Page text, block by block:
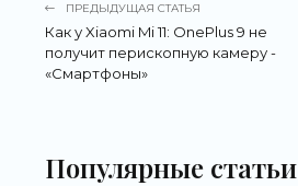
ПРЕДЫДУЩАЯ СТАТЬЯ
Как у Xiaomi Mi 11: OnePlus 9 не
получит перископную камеру -
«Смартфоны»
Популярные статьи